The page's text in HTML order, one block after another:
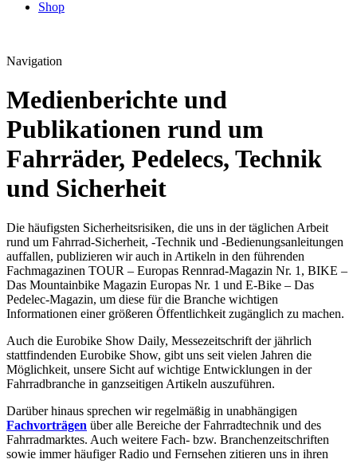
Shop
Navigation
Medienberichte und
Publikationen rund um
Fahrräder, Pedelecs, Technik
und Sicherheit
Die häufigsten Sicherheitsrisiken, die uns in der täglichen Arbeit
rund um Fahrrad-Sicherheit, -Technik und -Bedienungsanleitungen
auffallen, publizieren wir auch in Artikeln in den führenden
Fachmagazinen TOUR – Europas Rennrad-Magazin Nr. 1, BIKE –
Das Mountainbike Magazin Europas Nr. 1 und E-Bike – Das
Pedelec-Magazin, um diese für die Branche wichtigen
Informationen einer größeren Öffentlichkeit zugänglich zu machen.
Auch die Eurobike Show Daily, Messezeitschrift der jährlich
stattfindenden Eurobike Show, gibt uns seit vielen Jahren die
Möglichkeit, unsere Sicht auf wichtige Entwicklungen in der
Fahrradbranche in ganzseitigen Artikeln auszuführen.
Darüber hinaus sprechen wir regelmäßig in unabhängigen
Fachvorträgen über alle Bereiche der Fahrradtechnik und des
Fahrradmarktes. Auch weitere Fach- bzw. Branchenzeitschriften
sowie immer häufiger Radio und Fernsehen zitieren uns in ihren